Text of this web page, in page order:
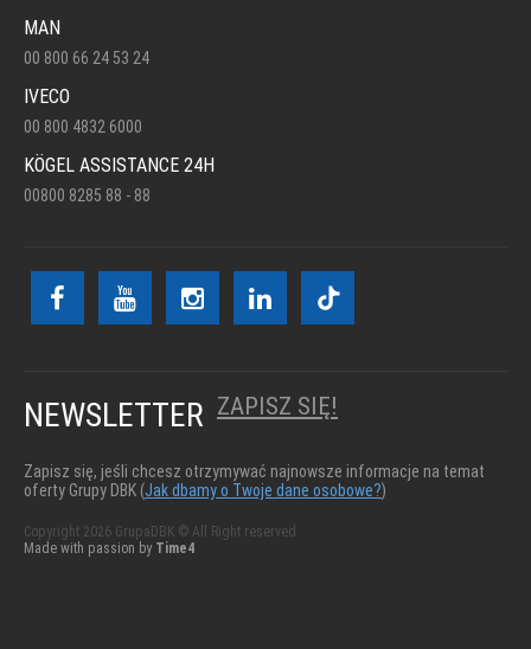
MAN
00 800 66 24 53 24
IVECO
00 800 4832 6000
KÖGEL ASSISTANCE 24H
00800 8285 88 - 88
NEWSLETTER ZAPISZ SIĘ!
Zapisz się, jeśli chcesz otrzymywać najnowsze informacje na temat
oferty Grupy DBK (Jak dbamy o Twoje dane osobowe?)
Copyright 2026 GrupaDBK © All Right reserved
Made with passion by Time4